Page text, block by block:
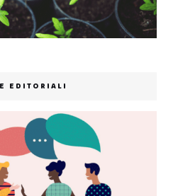
EDITORIALI